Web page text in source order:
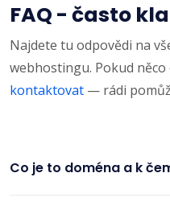
FAQ - často
Najdete tu odpovědi na
webhostingu. Pokud
kontaktovat — rádi
Co je to doména a k